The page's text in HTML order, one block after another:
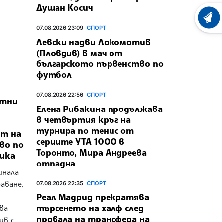
на
по
с
Душан Косич
07.08.2026 23:09 СПОРТ
Левски надви Локомотив
(Пловдив) в мач от
българското първенство по
футбол
07.08.2026 22:56 СПОРТ
Елена Рибакина продължава
в четвъртия кръг на
турнира по тенис от
сериите УТА 1000 в
Торонто, Мира Андреева
отпадна
07.08.2026 22:35 СПОРТ
Реал Мадрид прекратява
търсенето на халф след
провала на трансфера на